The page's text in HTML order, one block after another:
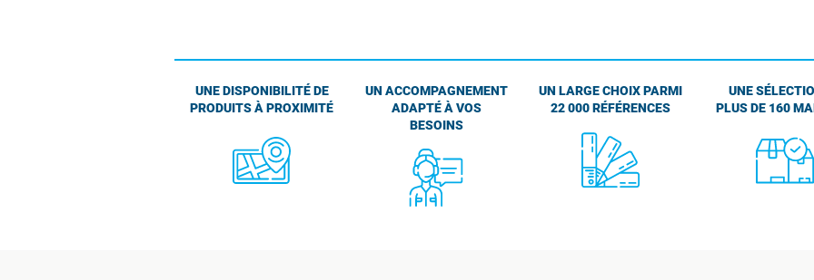
UNE DISPONIBILITÉ DE
PRODUITS À PROXIMITÉ
UN ACCOMPAGNEMENT
ADAPTÉ À VOS
BESOINS
UN LARGE CHOIX PARMI
22 000 RÉFÉRENCES
UNE
PLUS DE 160